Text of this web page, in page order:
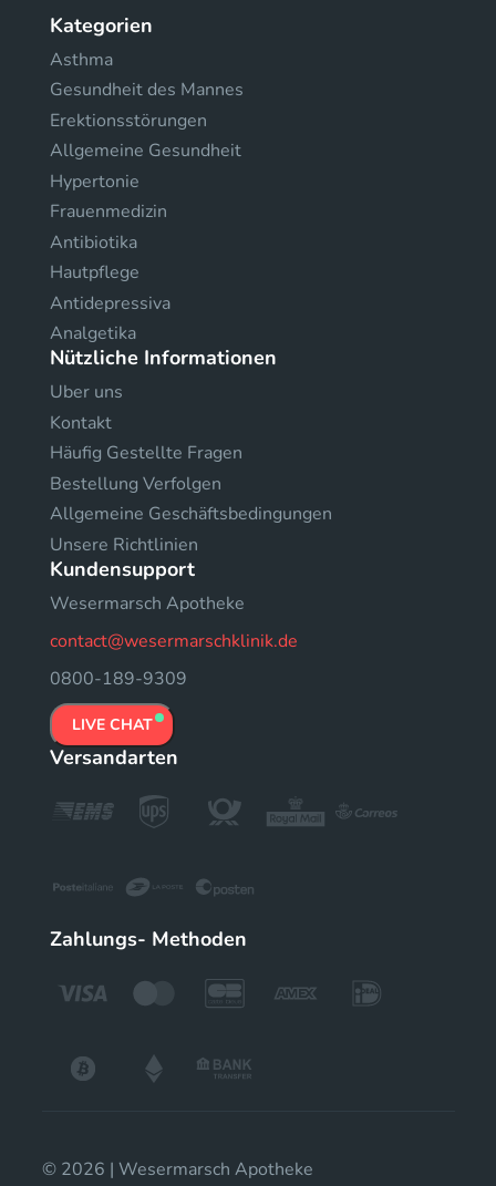
Kategorien
Asthma
Gesundheit des Mannes
Erektionsstörungen
Allgemeine Gesundheit
Hypertonie
Frauenmedizin
Antibiotika
Hautpflege
Antidepressiva
Analgetika
Nützliche Informationen
Uber uns
Kontakt
Häufig Gestellte Fragen
Bestellung Verfolgen
Allgemeine Geschäftsbedingungen
Unsere Richtlinien
Kundensupport
Wesermarsch Apotheke
contact@wesermarschklinik.de
0800-189-9309
LIVE CHAT
Versandarten
Zahlungs- Methoden
© 2026 | Wesermarsch Apotheke